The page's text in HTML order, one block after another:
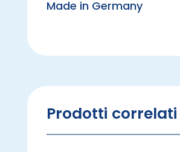
Made in Germany
Prodotti correlati